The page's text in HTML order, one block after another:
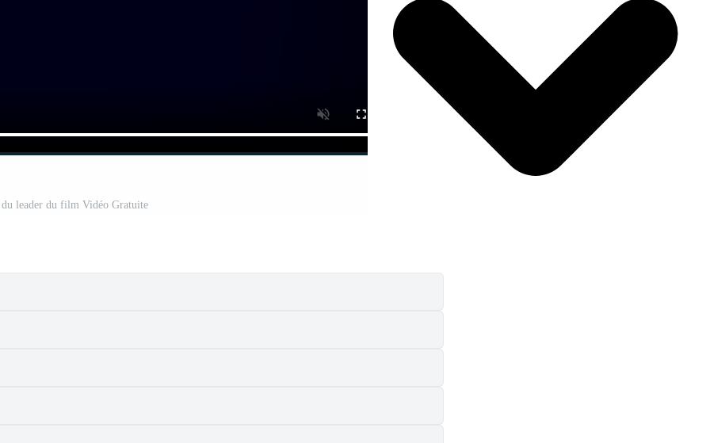
du leader du film Vidéo Gratuite